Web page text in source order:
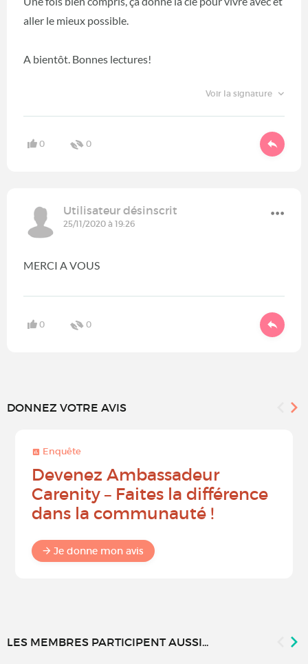
aller le mieux possible.
A bientôt. Bonnes lectures!
Voir la signature
0 0
Utilisateur désinscrit
25/11/2020 à 19:26
MERCI A VOUS
0 0
DONNEZ VOTRE AVIS
Enquête
Devenez Ambassadeur
Carenity – Faites la différence
dans la communauté !
Je donne mon avis
LES MEMBRES PARTICIPENT AUSSI...